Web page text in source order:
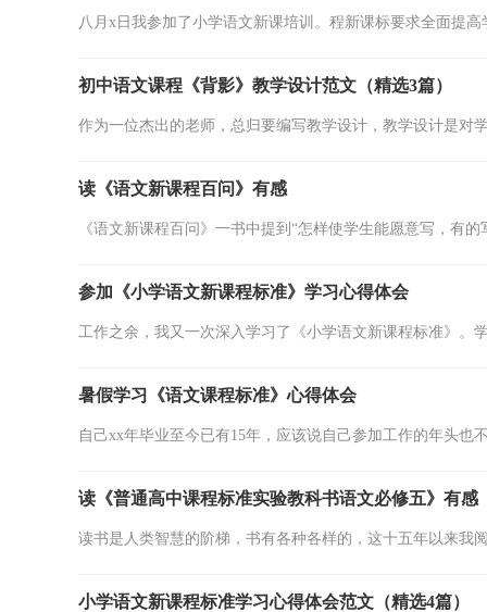
八月x日我参加了小学语文新课培训。程新课标要求全面提
初中语文课程《背影》教学设计范文（精选3篇）
作为一位杰出的老师，总归要编写教学设计，教学设计是对
读《语文新课程百问》有感
《语文新课程百问》一书中提到“怎样使学生能愿意写，有
参加《小学语文新课程标准》学习心得体会
工作之余，我又一次深入学习了《小学语文新课程标准》。
暑假学习《语文课程标准》心得体会
自己xx年毕业至今已有15年，应该说自己参加工作的年头
读《普通高中课程标准实验教科书语文必修五》有感
读书是人类智慧的阶梯，书有各种各样的，这十五年以来我
小学语文新课程标准学习心得体会范文（精选4篇）